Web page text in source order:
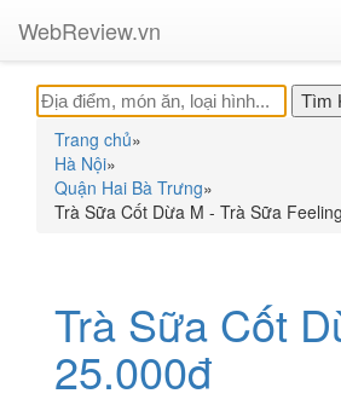
WebReview.vn
Trang chủ»
Hà Nội»
Quận Hai Bà Trưng»
Trà Sữa Cốt Dừa M - Trà Sữa
Trà Sữa Cốt
25.000đ